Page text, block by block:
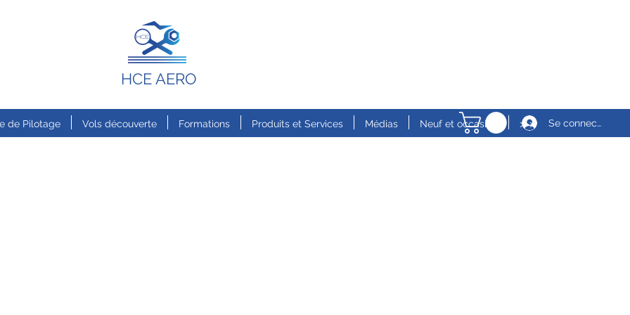
HCE AERO
de Pilotage Vols découverte Formations Produits et Services Médias Neuf et occasion >>> Se connecter